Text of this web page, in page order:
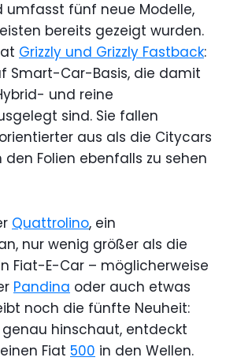
fünf neue Modelle,
bereits gezeigt wurden.
Grizzly und Grizzly Fastback:
Smart-Car-Basis, die damit
und reine
sind. Sie fallen
aus als die Citycars
den Folien ebenfalls zu sehen
Quattrolino, ein
nur wenig größer als die
Fiat-E-Car – möglicherweise
Pandina oder auch etwas
noch die fünfte Neuheit:
genau hinschaut, entdeckt
Fiat 500 in den Wellen.